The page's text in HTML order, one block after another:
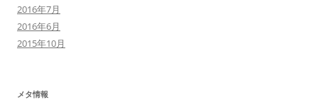
2016年7月
2016年6月
2015年10月
メタ情報